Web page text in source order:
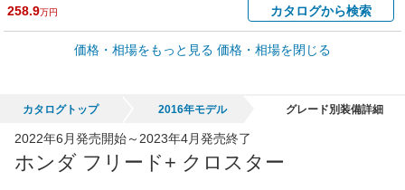
258.9万円
カタログから検索
車買取価格 *
車買取相場
65,050円
*当該価格は車種別の価格となります。
価格・相場をもっと見る 価格・相場を閉じる
カタログトップ 2016年モデル グレード別装備詳細
2022年6月発売開始～2023年4月発売終了
ホンダ フリード+ クロスター